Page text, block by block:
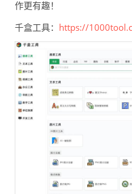
作更有趣！
千盒工具： https://